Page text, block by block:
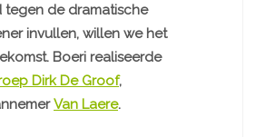
de dramatische
invullen, willen we het
Boeri realiseerde
Dirk De Groof,
Van Laere.